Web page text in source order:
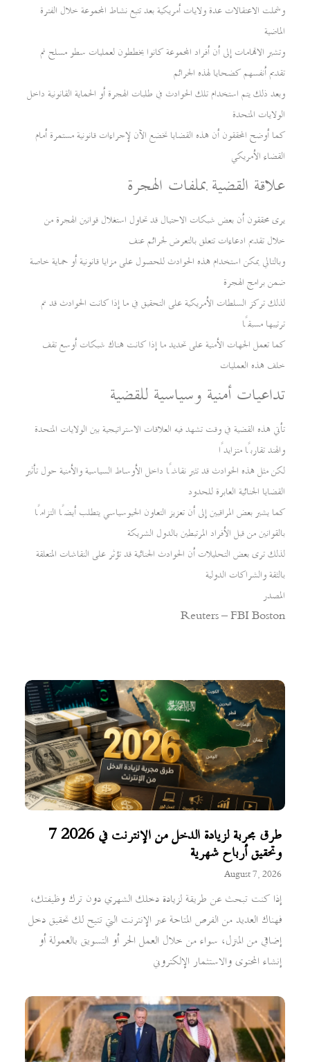
7 طرق مجربة لزيادة الدخل من الإنترنت في 2026
وتحقيق أرباح شهرية
August 7, 2026
إذا كنت تبحث عن طريقة لزيادة دخلك الشهري دون ترك وظيفتك،
فهناك العديد من الفرص المتاحة عبر الإنترنت التي تتيح لك تحقيق دخل
إضافي من المنزل، سواء من خلال العمل الحر أو التسويق بالعمولة أو
إنشاء المحتوى والاستثمار الإلكتروني
وشملت الاعتقالات عدة ولايات أمريكية بعد تتبع نشاط المجموعة خلال الفترة
الماضية
وتشير الاتهامات إلى أن أفراد المجموعة كانوا يخططون لعمليات سطو مسلح ثم
تقديم أنفسهم كضحايا لهذه الجرائم
وبعد ذلك يتم استخدام تلك الحوادث في طلبات الهجرة أو الحماية القانونية داخل
الولايات المتحدة
كما أوضح المحققون أن هذه القضايا تخضع الآن لإجراءات قانونية مستمرة أمام
القضاء الأمريكي
علاقة القضية بملفات الهجرة
يرى محققون أن بعض شبكات الاحتيال قد تحاول استغلال قوانين الهجرة من
خلال تقديم ادعاءات تتعلق بالتعرض لجرائم عنف
وبالتالي يمكن استخدام هذه الحوادث للحصول على مزايا قانونية أو حماية خاصة
ضمن برامج الهجرة
لذلك تركز السلطات الأمريكية على التحقيق في ما إذا كانت الحوادث قد تم
ترتيبها مسبقًا
كما تعمل الجهات الأمنية على تحديد ما إذا كانت هناك شبكات أوسع تقف
خلف هذه العمليات
تداعيات أمنية وسياسية للقضية
تأتي هذه القضية في وقت تشهد فيه العلاقات الاستراتيجية بين الولايات المتحدة
والهند تقاربًا متزايدًا
لكن مثل هذه الحوادث قد تثير نقاشًا داخل الأوساط السياسية والأمنية حول تأثير
القضايا الجنائية العابرة للحدود
كما يشير بعض المراقبين إلى أن تعزيز التعاون الجيوسياسي يتطلب أيضًا التزامًا
بالقوانين من قبل الأفراد المرتبطين بالدول الشريكة
لذلك ترى بعض التحليلات أن الحوادث الجنائية قد تؤثر على النقاشات المتعلقة
بالثقة والشراكات الدولية
المصدر
Reuters – FBI Boston